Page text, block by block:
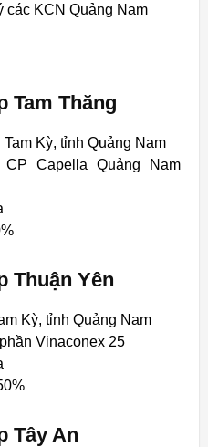
các KCN Quảng Nam
Tam Thăng
Kỳ, tỉnh Quảng Nam
Capella Quảng Nam
Thuận Yên
Kỳ, tỉnh Quảng Nam
Vinaconex 25
Tây An